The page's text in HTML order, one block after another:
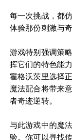
每一次挑战，都
体验那份刺激与奇
游戏特别强调策
挥它们的特色能
霍格沃茨里选择
魔法配合将带来
者奇迹逆转。
与此游戏中的魔
验。你可以寻找